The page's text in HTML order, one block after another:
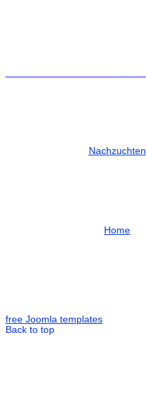
Nachzuchten
Home
free Joomla templates
Back to top